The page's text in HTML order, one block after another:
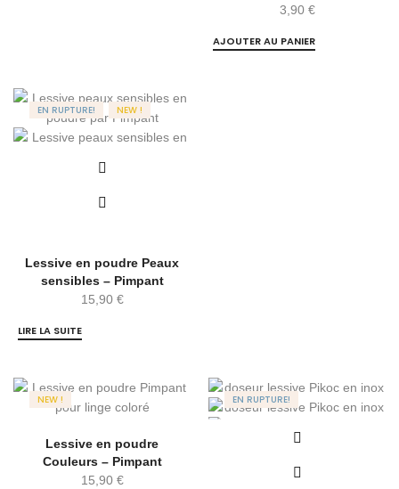
3,90 €
AJOUTER AU PANIER
EN RUPTURE! NEW !
Lessive en poudre Peaux
sensibles – Pimpant
15,90 €
LIRE LA SUITE
NEW !
Lessive en poudre
Couleurs – Pimpant
15,90 €
EN RUPTURE!